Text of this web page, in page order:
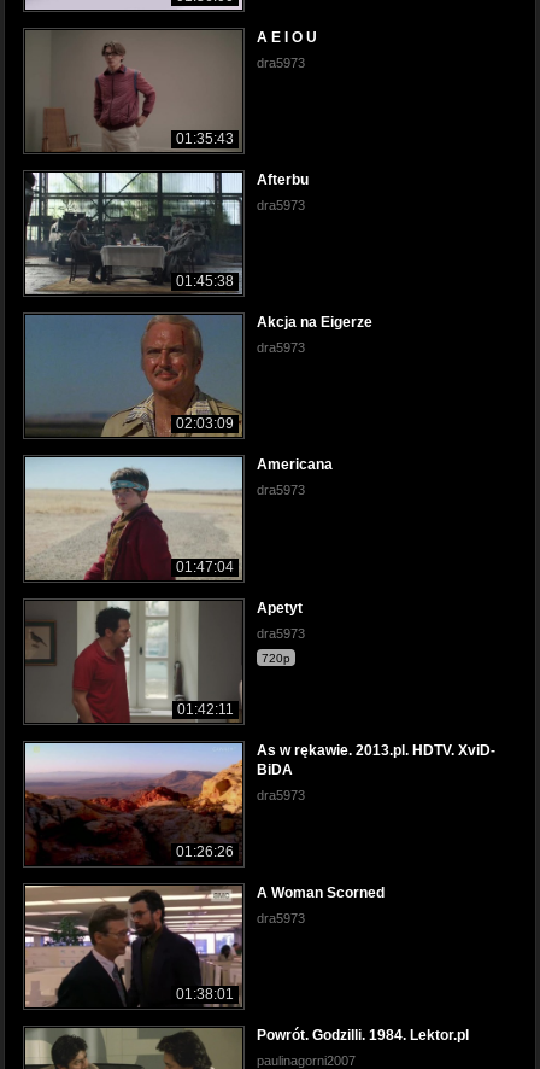
01:35:43
A E I O U
dra5973
01:45:38
Afterbu
dra5973
02:03:09
Akcja na Eigerze
dra5973
01:47:04
Americana
dra5973
01:42:11
Apetyt
dra5973
720p
01:26:26
As w rękawie. 2013.pl. HDTV. XviD-
BiDA
dra5973
01:38:01
A Woman Scorned
dra5973
Powrót. Godzilli. 1984. Lektor.pl
paulinagorni2007